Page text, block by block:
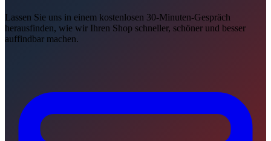
Lassen Sie uns in einem kostenlosen 30-Minuten-Gespräch
herausfinden, wie wir Ihren Shop schneller, schöner und besser
auffindbar machen.